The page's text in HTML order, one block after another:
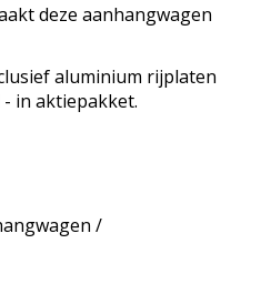
deze aanhangwagen
aluminium rijplaten
in aktiepakket.
/